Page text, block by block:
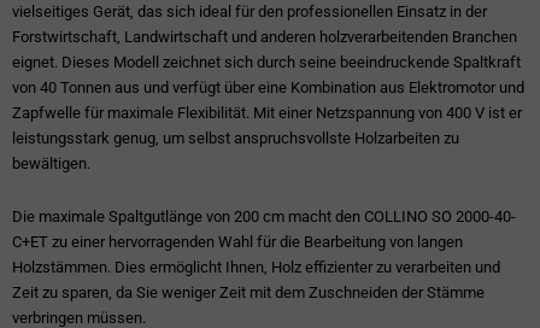
vielseitiges Gerät, das sich ideal für den professionellen Einsatz in der
Forstwirtschaft, Landwirtschaft und anderen holzverarbeitenden Branchen
eignet. Dieses Modell zeichnet sich durch seine beeindruckende Spaltkraft
von 40 Tonnen aus und verfügt über eine Kombination aus Elektromotor und
Zapfwelle für maximale Flexibilität. Mit einer Netzspannung von 400 V ist er
leistungsstark genug, um selbst anspruchsvollste Holzarbeiten zu
bewältigen.
Die maximale Spaltgutlänge von 200 cm macht den COLLINO SO 2000-40-
C+ET zu einer hervorragenden Wahl für die Bearbeitung von langen
Holzstämmen. Dies ermöglicht Ihnen, Holz effizienter zu verarbeiten und
Zeit zu sparen, da Sie weniger Zeit mit dem Zuschneiden der Stämme
verbringen müssen.